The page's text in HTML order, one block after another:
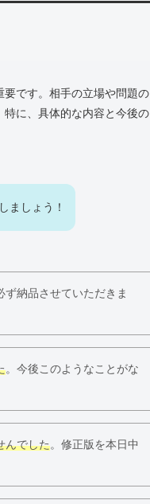
です。相手の立場や問題の
に、具体的な内容と今後の
ましょう！
ず納品させていただきま
。今後このようなことがな
んでした。修正版を本日中